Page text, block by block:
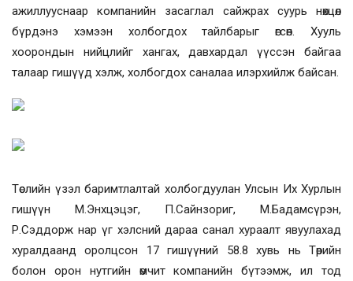
ажиллууснаар компанийн засаглал сайжрах суурь нөхцөл
бүрдэнэ хэмээн холбогдох тайлбарыг өгсөн. Хууль
хоорондын нийцлийг хангах, давхардал үүссэн байгаа
талаар гишүүд хэлж, холбогдох саналаа илэрхийлж байсан.
Төслийн үзэл баримтлалтай холбогдуулан Улсын Их Хурлын
гишүүн М.Энхцэцэг, П.Сайнзориг, М.Бадамсүрэн,
Р.Сэддорж нар үг хэлсний дараа санал хураалт явуулахад
хуралдаанд оролцсон 17 гишүүний 58.8 хувь нь Төрийн
болон орон нутгийн өмчит компанийн бүтээмж, ил тод